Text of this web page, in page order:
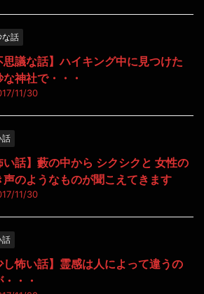
な話
思議な話】ハイキング中に見つけた
神社で・・・
11/30
話
い話】藪の中から シクシクと 女性の
声のようなものが聞こえてきます
11/30
話
し怖い話】霊感は人によって違うの
・・